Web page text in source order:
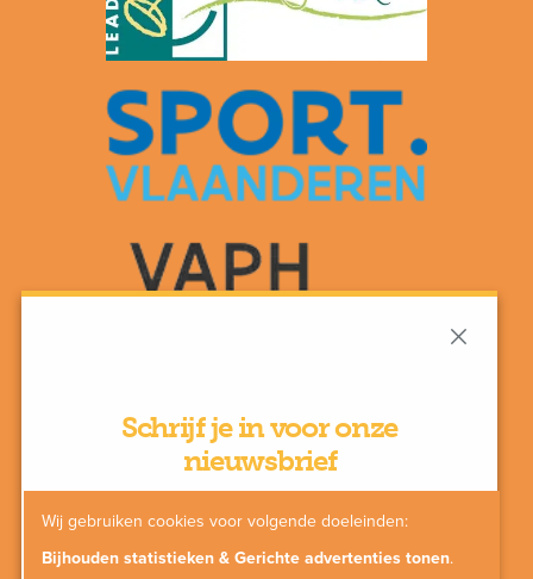
Schrijf je in voor onze
nieuwsbrief
Wij gebruiken cookies voor volgende doeleinden:
Bijhouden statistieken & Gerichte advertenties tonen.